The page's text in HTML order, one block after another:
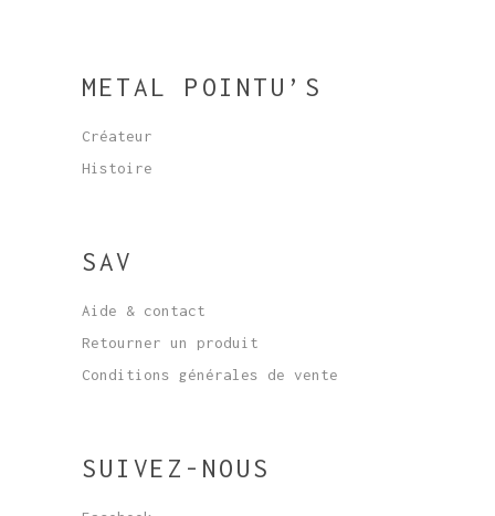
METAL POINTU’S
Créateur
Histoire
SAV
Aide & contact
Retourner un produit
Conditions générales de vente
SUIVEZ-NOUS